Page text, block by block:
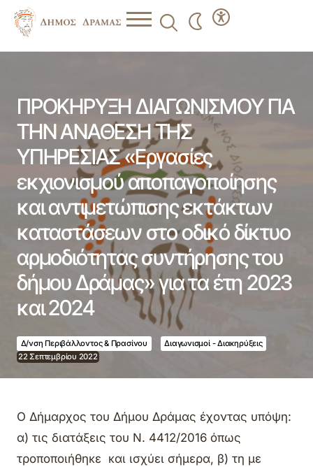
2023 και 2024
ΠΡΟΚΗΡΥΞΗ ΔΙΑΓΩΝΙΣΜΟΥ ΓΙΑ
ΤΗΝ ΑΝΑΘΕΣΗ ΤΗΣ
ΥΠΗΡΕΣΙΑΣ «Εργασίες
εκχιονισμού αποπαγοποίησης
και αντιμετώπισης εκτάκτων
καταστάσεων στο οδικό δίκτυο
αρμοδιότητας συντήρησης του
δήμου Δράμας» για τα έτη 2023
και 2024
Δ/νση Περιβάλλοντος & Πρασίνου
Διαγωνισμοί - Διακηρύξεις
22 Σεπτεμβρίου 2022
Ο Δήμαρχος του Δήμου Δράμας έχοντας υπόψη:
α) τις διατάξεις του Ν. 4412/2016 όπως
τροποποιήθηκε και ισχύει σήμερα, β) τη με